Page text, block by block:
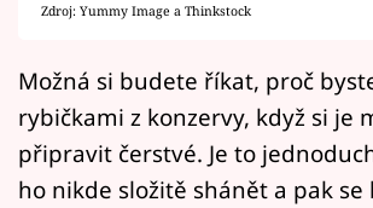
Přihlášení
Sledujte nás
Zdroj: Yummy Image a Thinkstock
Možná si budete říkat, proč
rybičkami z konzervy, když si je
připravit čerstvé. Je to
ho nikde složitě shánět a pak se